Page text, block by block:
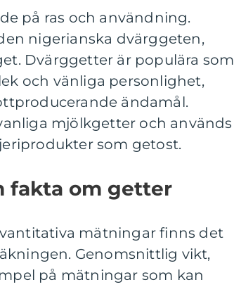
på ras och användning.
nigerianska dvärggeten,
Dvärggetter är populära som
och vänliga personlighet,
ändamål.
mjölkgetter och används
som getost.
fakta om getter
mätningar finns det
Genomsnittlig vikt,
på mätningar som kan